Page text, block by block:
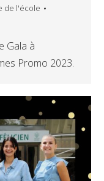
de l'école
Gala à
Promo 2023.